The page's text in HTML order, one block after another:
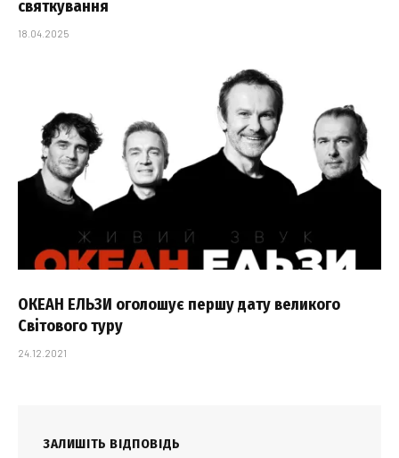
святкування
18.04.2025
ОКЕАН ЕЛЬЗИ оголошує першу дату великого
Світового туру
24.12.2021
ЗАЛИШІТЬ ВІДПОВІДЬ